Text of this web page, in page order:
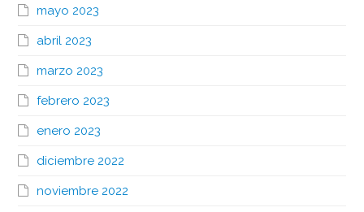
mayo 2023
abril 2023
marzo 2023
febrero 2023
enero 2023
diciembre 2022
noviembre 2022